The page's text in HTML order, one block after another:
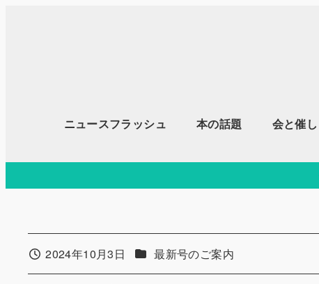
移
ニュースフラッシュ 本の話題 会と催し
投稿日2024年10月3日 カテゴリー
最新号のご案内